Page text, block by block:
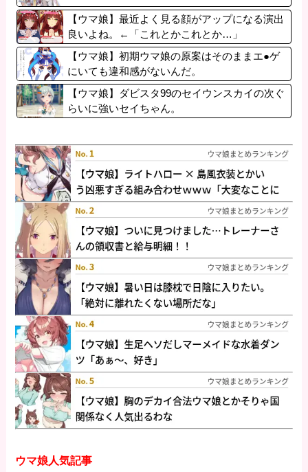
【ウマ娘】最近よく見る顔がアップになる演出
良いよね。←「これとかこれとか…」
【ウマ娘】初期ウマ娘の原案はそのままエ●ゲ
にいても違和感がないんだ。
【ウマ娘】ダビスタ99のセイウンスカイの次ぐ
らいに強いセイちゃん。
ウマ娘人気記事